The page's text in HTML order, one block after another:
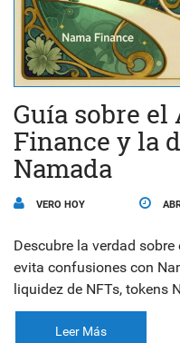
Guía sobre
Finance y la
Namada
VERO HOY
Descubre la verdad
evita confusiones con
liquidez de NFTs, tokens
Leer Más